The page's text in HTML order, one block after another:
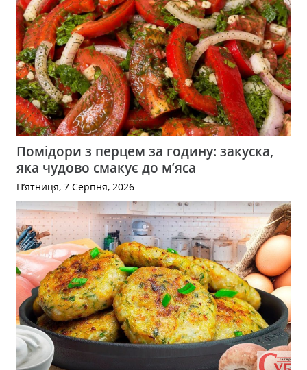
Помідори з перцем за годину: закуска,
яка чудово смакує до м’яса
П’ятниця, 7 Серпня, 2026